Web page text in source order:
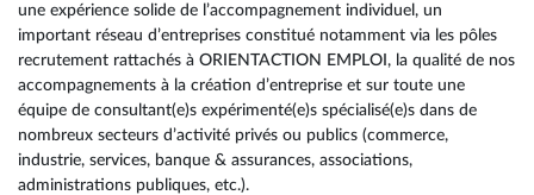
une expérience solide de l’accompagnement individuel, un
important réseau d’entreprises constitué notamment via les pôles
recrutement rattachés à ORIENTACTION EMPLOI, la qualité de nos
accompagnements à la création d’entreprise et sur toute une
équipe de consultant(e)s expérimenté(e)s spécialisé(e)s dans de
nombreux secteurs d’activité privés ou publics (commerce,
industrie, services, banque & assurances, associations,
administrations publiques, etc.).